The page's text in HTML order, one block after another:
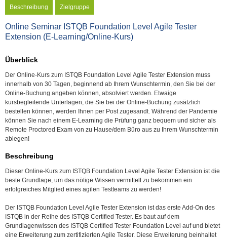
Beschreibung Zielgruppe
Online Seminar ISTQB Foundation Level Agile Tester
Extension (E-Learning/Online-Kurs)
Überblick
Der Online-Kurs zum ISTQB Foundation Level Agile Tester Extension muss
innerhalb von 30 Tagen, beginnend ab Ihrem Wunschtermin, den Sie bei der
Online-Buchung angeben können, absolviert werden. Etwaige
kursbegleitende Unterlagen, die Sie bei der Online-Buchung zusätzlich
bestellen können, werden Ihnen per Post zugesandt. Während der Pandemie
können Sie nach einem E-Learning die Prüfung ganz bequem und sicher als
Remote Proctored Exam von zu Hause/dem Büro aus zu Ihrem Wunschtermin
ablegen!
Beschreibung
Dieser Online-Kurs zum ISTQB Foundation Level Agile Tester Extension ist die
beste Grundlage, um das nötige Wissen vermittelt zu bekommen ein
erfolgreiches Mitglied eines agilen Testteams zu werden!
Der ISTQB Foundation Level Agile Tester Extension ist das erste Add-On des
ISTQB in der Reihe des ISTQB Certified Tester. Es baut auf dem
Grundlagenwissen des ISTQB Certified Tester Foundation Level auf und bietet
eine Erweiterung zum zertifizierten Agile Tester. Diese Erweiterung beinhaltet